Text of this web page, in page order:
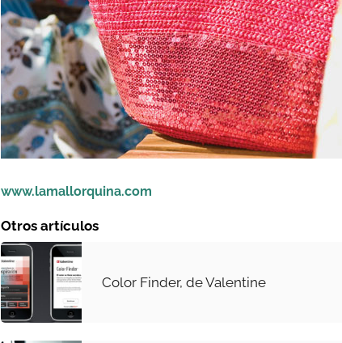
www.lamallorquina.com
Otros artículos
Color Finder, de Valentine